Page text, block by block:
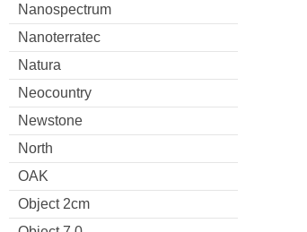
Nanospectrum
Nanoterratec
Natura
Neocountry
Newstone
North
OAK
Object 2cm